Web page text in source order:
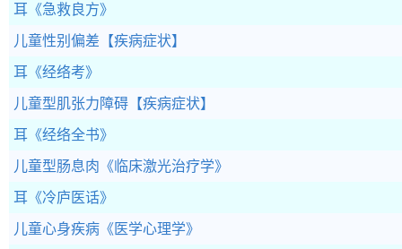
耳 《急救良方》
儿童性别偏差 【疾病症状】
耳 《经络考》
儿童型肌张力障碍 【疾病症状】
耳 《经络全书》
儿童型肠息肉 《临床激光治疗学》
耳 《冷庐医话》
儿童心身疾病 《医学心理学》